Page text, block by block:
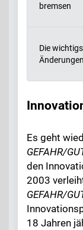
bremsen
Die
Es geht
GEFAHR/
den
2003
GEFAHR/
18 Jahren